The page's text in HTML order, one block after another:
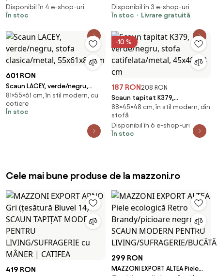
Disponibil în 4 e-shop-uri
În stoc
Disponibil în 3 e-shop-uri
În stoc
Livrare gratuită
601 RON
Scaun LACEY, verde/negru,
stofa clasica/metal, 55x61x81
cm
81×55×61 cm, în stil modern, cu
cotiere
În stoc
-10 %
187 RON208 RON
Scaun tapitat K379,
verde/negru, stofa
catifelata/metal, 45x48x88 cm
88×45×48 cm, în stil modern, din
stofă
Disponibil în 6 e-shop-uri
În stoc
Cele mai bune produse de la mazzoni.ro
419 RON
299 RON
MAZZONI EXPORT ALTEA Piele